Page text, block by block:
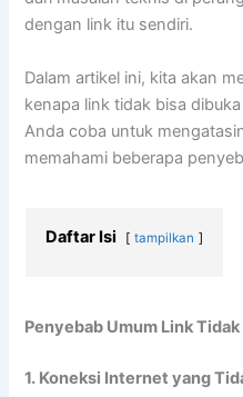
dengan link itu sendiri.
Dalam artikel ini, kita akan
kenapa link tidak bisa
Anda coba untuk
memahami beberapa
Daftar Isi tampilkan
Penyebab Umum Link
1. Koneksi Internet yang